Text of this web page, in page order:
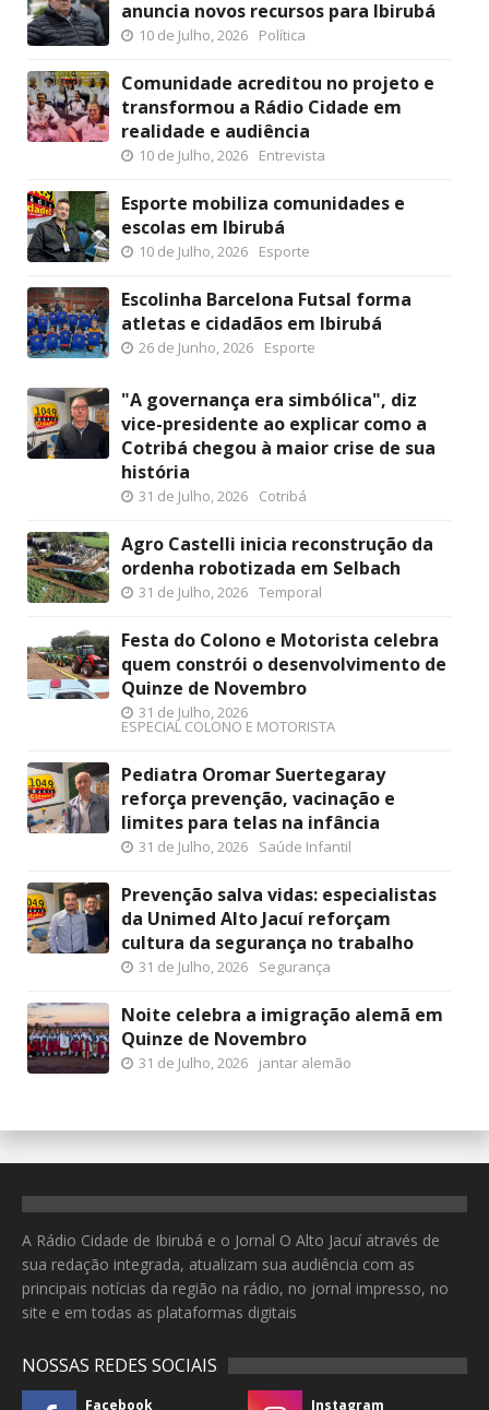
anuncia novos recursos para Ibirubá
10 de Julho, 2026 Política
Comunidade acreditou no projeto e
transformou a Rádio Cidade em
realidade e audiência
10 de Julho, 2026 Entrevista
Esporte mobiliza comunidades e
escolas em Ibirubá
10 de Julho, 2026 Esporte
Escolinha Barcelona Futsal forma
atletas e cidadãos em Ibirubá
26 de Junho, 2026 Esporte
"A governança era simbólica", diz
vice-presidente ao explicar como a
Cotribá chegou à maior crise de sua
história
31 de Julho, 2026 Cotribá
Agro Castelli inicia reconstrução da
ordenha robotizada em Selbach
31 de Julho, 2026 Temporal
Festa do Colono e Motorista celebra
quem constrói o desenvolvimento de
Quinze de Novembro
31 de Julho, 2026
ESPECIAL COLONO E MOTORISTA
Pediatra Oromar Suertegaray
reforça prevenção, vacinação e
limites para telas na infância
31 de Julho, 2026 Saúde Infantil
Prevenção salva vidas: especialistas
da Unimed Alto Jacuí reforçam
cultura da segurança no trabalho
31 de Julho, 2026 Segurança
Noite celebra a imigração alemã em
Quinze de Novembro
31 de Julho, 2026 jantar alemão
A Rádio Cidade de Ibirubá e o Jornal O Alto Jacuí através de
sua redação integrada, atualizam sua audiência com as
principais notícias da região na rádio, no jornal impresso, no
site e em todas as plataformas digitais
NOSSAS REDES SOCIAIS
Facebook Instagram